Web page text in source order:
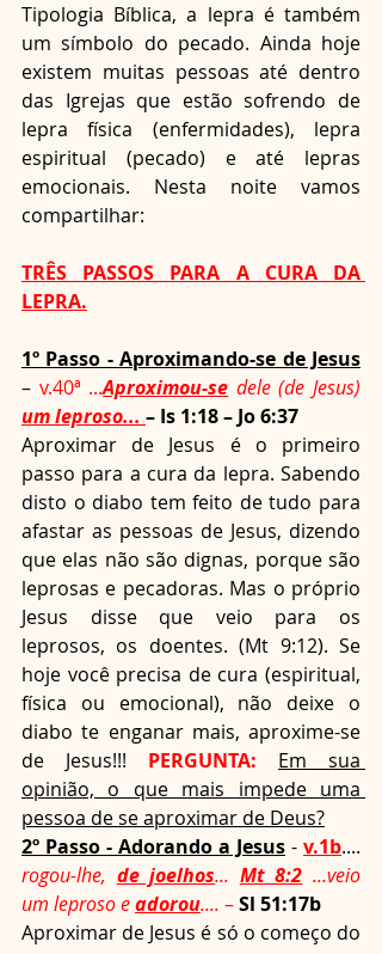
Tipologia Bíblica, a lepra é também
um símbolo do pecado. Ainda hoje
existem muitas pessoas até dentro
das Igrejas que estão sofrendo de
lepra física (enfermidades), lepra
espiritual (pecado) e até lepras
emocionais. Nesta noite vamos
compartilhar:
TRÊS PASSOS PARA A CURA DA
LEPRA.
1º Passo - Aproximando-se de Jesus
– v.40ª ...Aproximou-se
um leproso... – Is 1:18 – Jo 6:37
Aproximar de Jesus é o primeiro
passo para a cura da lepra. Sabendo
disto o diabo tem feito de tudo para
afastar as pessoas de Jesus, dizendo
que elas não são dignas, porque são
leprosas e pecadoras. Mas o próprio
Jesus disse que veio para os
leprosos, os doentes. (Mt 9:12). Se
hoje você precisa de cura (espiritual,
física ou emocional), não deixe o
diabo te enganar mais, aproxime-se
de Jesus!!! PERGUNTA:
Em sua
opinião, o que mais impede uma
pessoa de se aproximar de Deus?
2º Passo - Adorando a Jesus - v.1b....
rogou-lhe, de joelhos... Mt 8:2 ...veio
um leproso e adorou.... – Sl 51:17b
Aproximar de Jesus é só o começo do